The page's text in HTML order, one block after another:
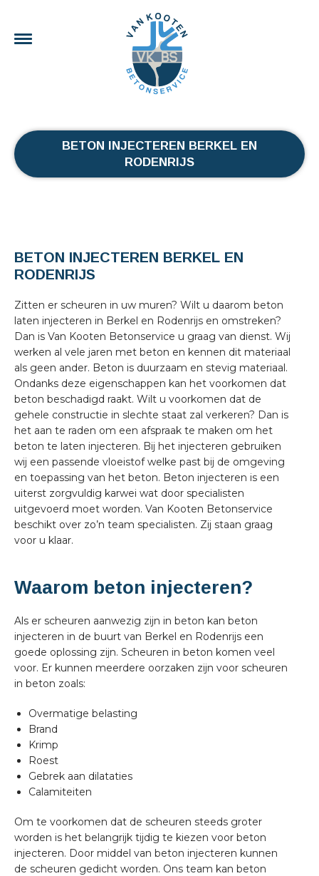
BETON INJECTEREN BERKEL EN
RODENRIJS
BETON INJECTEREN BERKEL EN
RODENRIJS
Zitten er scheuren in uw muren? Wilt u daarom beton
laten injecteren in Berkel en Rodenrijs en omstreken?
Dan is Van Kooten Betonservice u graag van dienst. Wij
werken al vele jaren met beton en kennen dit materiaal
als geen ander. Beton is duurzaam en stevig materiaal.
Ondanks deze eigenschappen kan het voorkomen dat
beton beschadigd raakt. Wilt u voorkomen dat de
gehele constructie in slechte staat zal verkeren? Dan is
het aan te raden om een afspraak te maken om het
beton te laten injecteren. Bij het injecteren gebruiken
wij een passende vloeistof welke past bij de omgeving
en toepassing van het beton. Beton injecteren is een
uiterst zorgvuldig karwei wat door specialisten
uitgevoerd moet worden. Van Kooten Betonservice
beschikt over zo’n team specialisten. Zij staan graag
voor u klaar.
Waarom beton injecteren?
Als er scheuren aanwezig zijn in beton kan beton
injecteren in de buurt van Berkel en Rodenrijs een
goede oplossing zijn. Scheuren in beton komen veel
voor. Er kunnen meerdere oorzaken zijn voor scheuren
in beton zoals:
Overmatige belasting
Brand
Krimp
Roest
Gebrek aan dilataties
Calamiteiten
Om te voorkomen dat de scheuren steeds groter
worden is het belangrijk tijdig te kiezen voor beton
injecteren. Door middel van beton injecteren kunnen
de scheuren gedicht worden. Ons team kan beton